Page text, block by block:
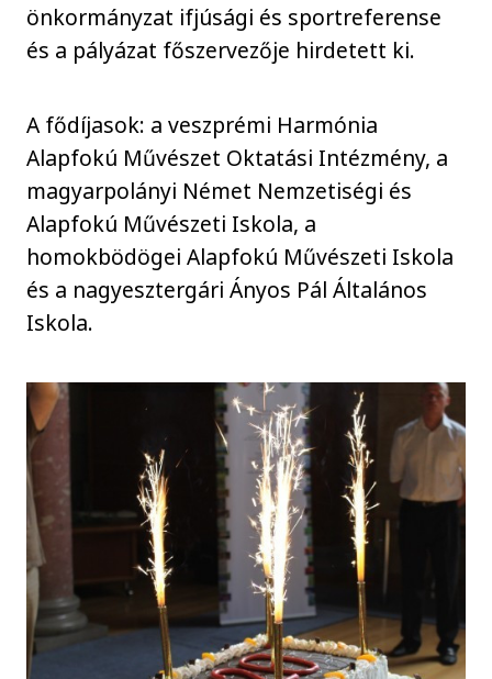
önkormányzat ifjúsági és sportreferense
és a pályázat főszervezője hirdetett ki.
A fődíjasok: a veszprémi Harmónia
Alapfokú Művészet Oktatási Intézmény, a
magyarpolányi Német Nemzetiségi és
Alapfokú Művészeti Iskola, a
homokbödögei Alapfokú Művészeti Iskola
és a nagyesztergári Ányos Pál Általános
Iskola.